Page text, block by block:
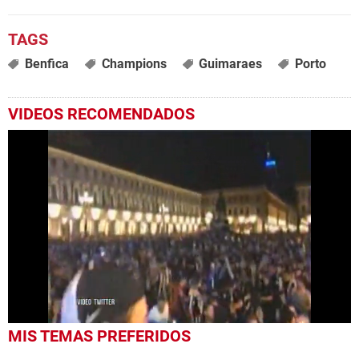
Benfica Champions Guimaraes Porto
VIDEOS RECOMENDADOS
0
seconds
MIS TEMAS PREFERIDOS